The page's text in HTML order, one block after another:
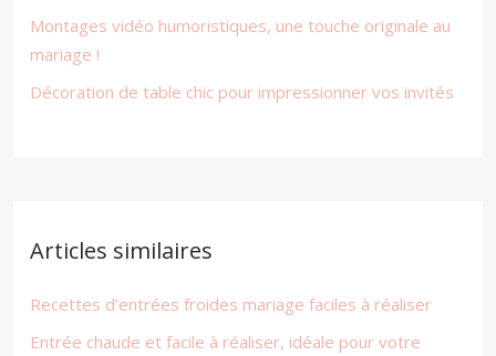
Montages vidéo humoristiques, une touche originale au
mariage !
Décoration de table chic pour impressionner vos invités
Articles similaires
Recettes d’entrées froides mariage faciles à réaliser
Entrée chaude et facile à réaliser, idéale pour votre